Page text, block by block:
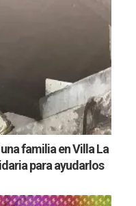
familia en Villa La
para ayudarlos